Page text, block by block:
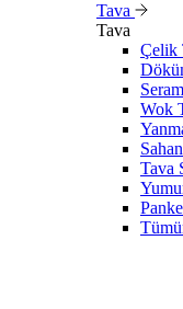
Tava
Tava
Çelik
Wok
Sahan
Tava